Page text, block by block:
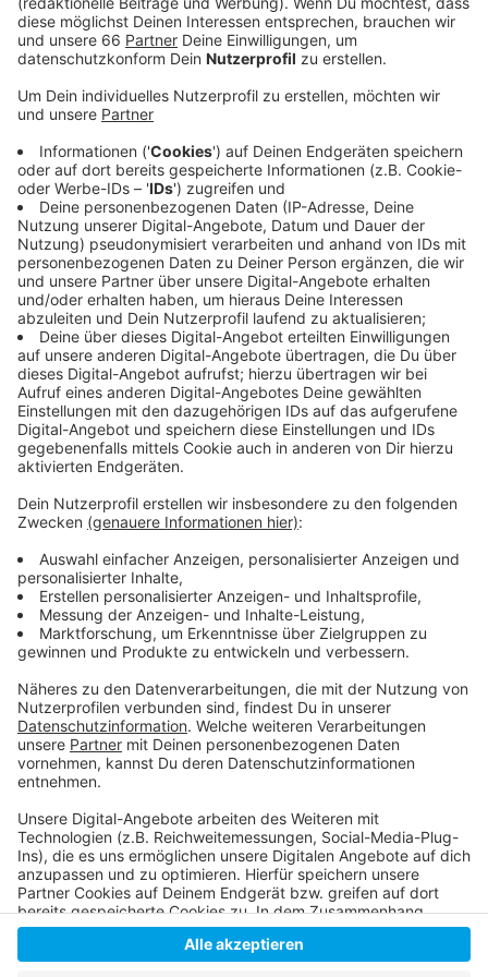
Anzeige
Die Rheinbahn ändert zum Fahrplanwechsel ihr
Angebot auf mehreren Linien in unserer Stadt. Die
Veränderungen sind aber nur marginal. Kleinere
Änderungen in der Taktung gibt es zum Beispiel bei
der U79, diese betreffen aber nur das Duisburger
Stadtgebiet. Auch auf mehreren Buslinien gibt es
Änderungen. So fährt der 725er zwischen den
Haltestellen „Schlüterstraße/Arbeitsagentur“ und
„Vautierstraße“ eine geänderte Strecke.
Anzeige
Weitere Infos und Links zum Thema:
Änderungen für die Kundinnen und Kunden der
Rheinbahn
Einige Rheinbahn-Linien von der Zeitumstellung
betroffen
Anzeige
Anzeige